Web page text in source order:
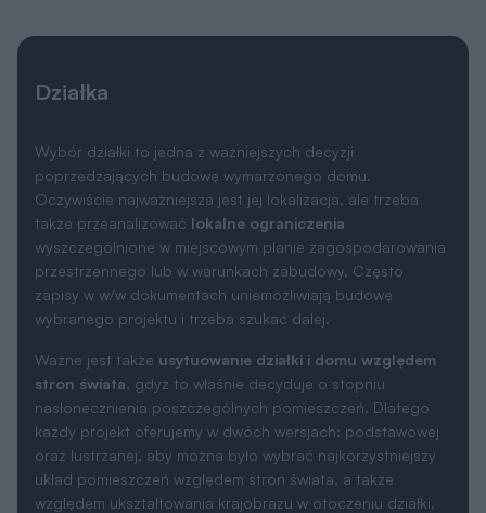
Działka
Wybór działki to jedna z ważniejszych decyzji
poprzedzających budowę wymarzonego domu.
Oczywiście najważniejsza jest jej lokalizacja, ale trzeba
także przeanalizować lokalne ograniczenia
wyszczególnione w miejscowym planie zagospodarowania
przestrzennego lub w warunkach zabudowy. Często
zapisy w w/w dokumentach uniemożliwiają budowę
wybranego projektu i trzeba szukać dalej.
Ważne jest także usytuowanie działki i domu względem
stron świata, gdyż to właśnie decyduje o stopniu
nasłonecznienia poszczególnych pomieszczeń. Dlatego
każdy projekt oferujemy w dwóch wersjach: podstawowej
oraz lustrzanej, aby można było wybrać najkorzystniejszy
układ pomieszczeń względem stron świata, a także
względem ukształtowania krajobrazu w otoczeniu działki.